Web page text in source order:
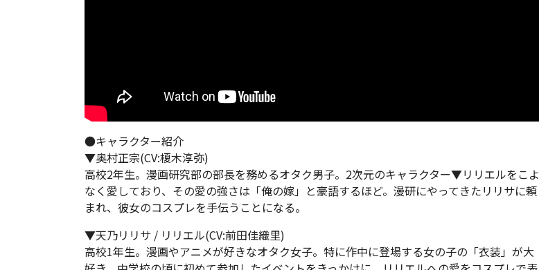
●キャラクター紹介
▼奥村正宗(CV:榎木淳弥)
高校2年生。漫画研究部の部長を務めるオタク男子。2次元のキャラクター▼リリエルをこよ
なく愛しており、その愛の強さは「俺の嫁」と豪語するほど。漫研にやってきたリリサに頼
まれ、彼女のコスプレを手伝うことになる。
▼天乃リリサ / リリエル(CV:前田佳織里)
高校1年生。漫画やアニメが好きなオタク女子。特に作中に登場する女の子の「衣装」が大